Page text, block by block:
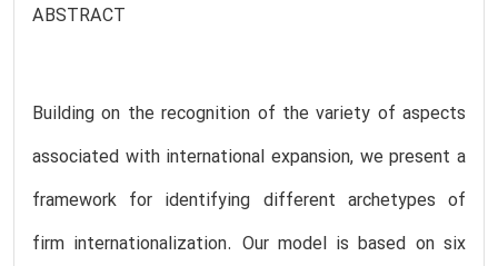
ABSTRACT
Building on the recognition of the variety of aspects
associated with international expansion, we present a
framework for identifying different archetypes of
firm internationalization. Our model is based on six